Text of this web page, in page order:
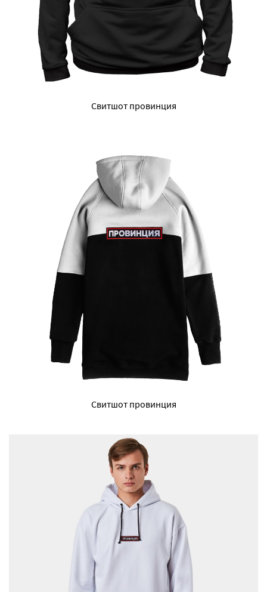
Свитшот провинция
Свитшот провинция